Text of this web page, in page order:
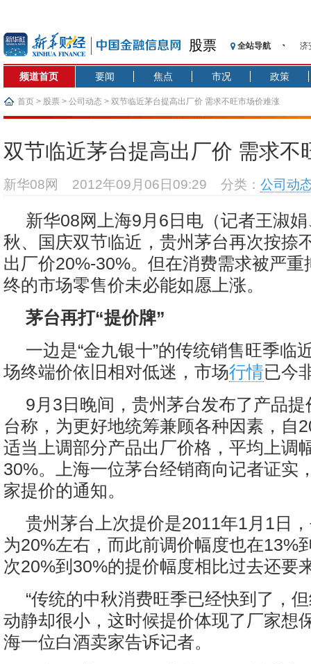
股票 全站导航
济
【
济
基
恒
频道首页 要闻 焦点 市况 政策
首页 > 股票 > 公司动态 > 双节临近茅台提高出厂价 需求不旺市场价难涨
双节临近茅台提高出厂价 需求不
新华08网 2012年09月06日09:29 分类： 公司动
新华08网上海9月6日电（记者王淑
秋、国庆双节临近，贵州茅台再次按捺
出厂价20%-30%。但在消费需求被严重
终的市场零售价未必能如愿上涨。
茅台再打“提价牌”
一边是“金九银十”的传统销售旺季临
场终端价依旧相对低迷，市场行情已今
9月3日晚间，贵州茅台发布了产品
台称，为更好地统筹兼顾各种因素，自
适当上调部分产品出厂价格，平均上调
30%。上海一位茅台经销商向记者证实
家提价的通知。
贵州茅台上次提价是2011年1月1日
为20%左右，而此前调价幅度也在13%
次20%到30%的提价幅度相比过去还要
“传统的中秋消费旺季已经快到了，
动静却很小，这时候提价体现了厂家想
海一位白酒卖家告诉记者。